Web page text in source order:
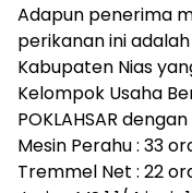
Adapun penerima
perikanan ini
Kabupaten Nias
Kelompok Usaha
POKLAHSAR
Mesin Perahu : 33
Tremmel Net : 22